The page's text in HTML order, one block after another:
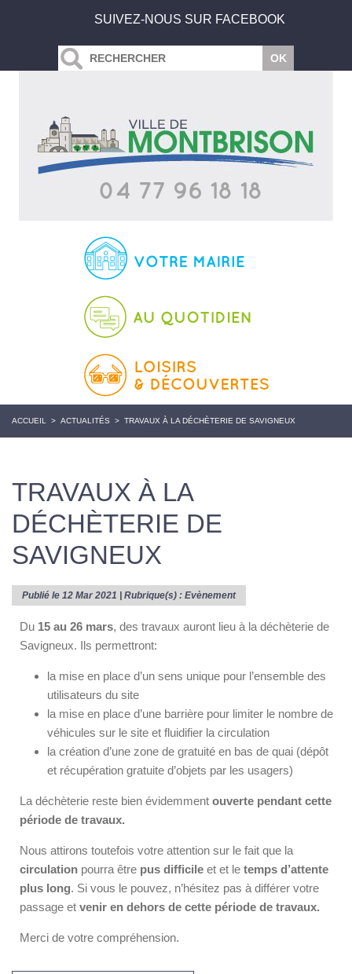
SUIVEZ-NOUS SUR FACEBOOK
ACCUEIL > ACTUALITÉS > TRAVAUX À LA DÉCHÈTERIE DE SAVIGNEUX
TRAVAUX À LA
DÉCHÈTERIE DE
SAVIGNEUX
Publié le 12 Mar 2021 | Rubrique(s) : Evènement
Du 15 au 26 mars, des travaux auront lieu à la déchèterie de
Savigneux. Ils permettront:
la mise en place d’un sens unique pour l’ensemble des
utilisateurs du site
la mise en place d’une barrière pour limiter le nombre de
véhicules sur le site et fluidifier la circulation
la création d’une zone de gratuité en bas de quai (dépôt
et récupération gratuite d’objets par les usagers)
La déchèterie reste bien évidemment ouverte pendant cette
période de travaux.
Nous attirons toutefois votre attention sur le fait que la
circulation pourra être pus difficile et et le temps d’attente
plus long. Si vous le pouvez, n’hésitez pas à différer votre
passage et venir en dehors de cette période de travaux.
Merci de votre compréhension.